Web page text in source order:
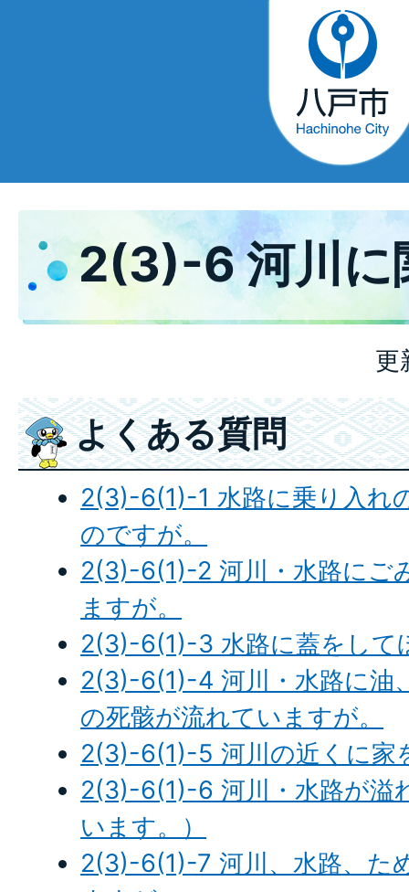
2(3)-6 河川に
更
よくある質問
2(3)-6(1)-1 水路に乗り入れ
のですが。
2(3)-6(1)-2 河川・水路にご
ますが。
2(3)-6(1)-3 水路に蓋をして
2(3)-6(1)-4 河川・水路に油
の死骸が流れていますが。
2(3)-6(1)-5 河川の近くに家
2(3)-6(1)-6 河川・水路が溢
います。）
2(3)-6(1)-7 河川、水路、た